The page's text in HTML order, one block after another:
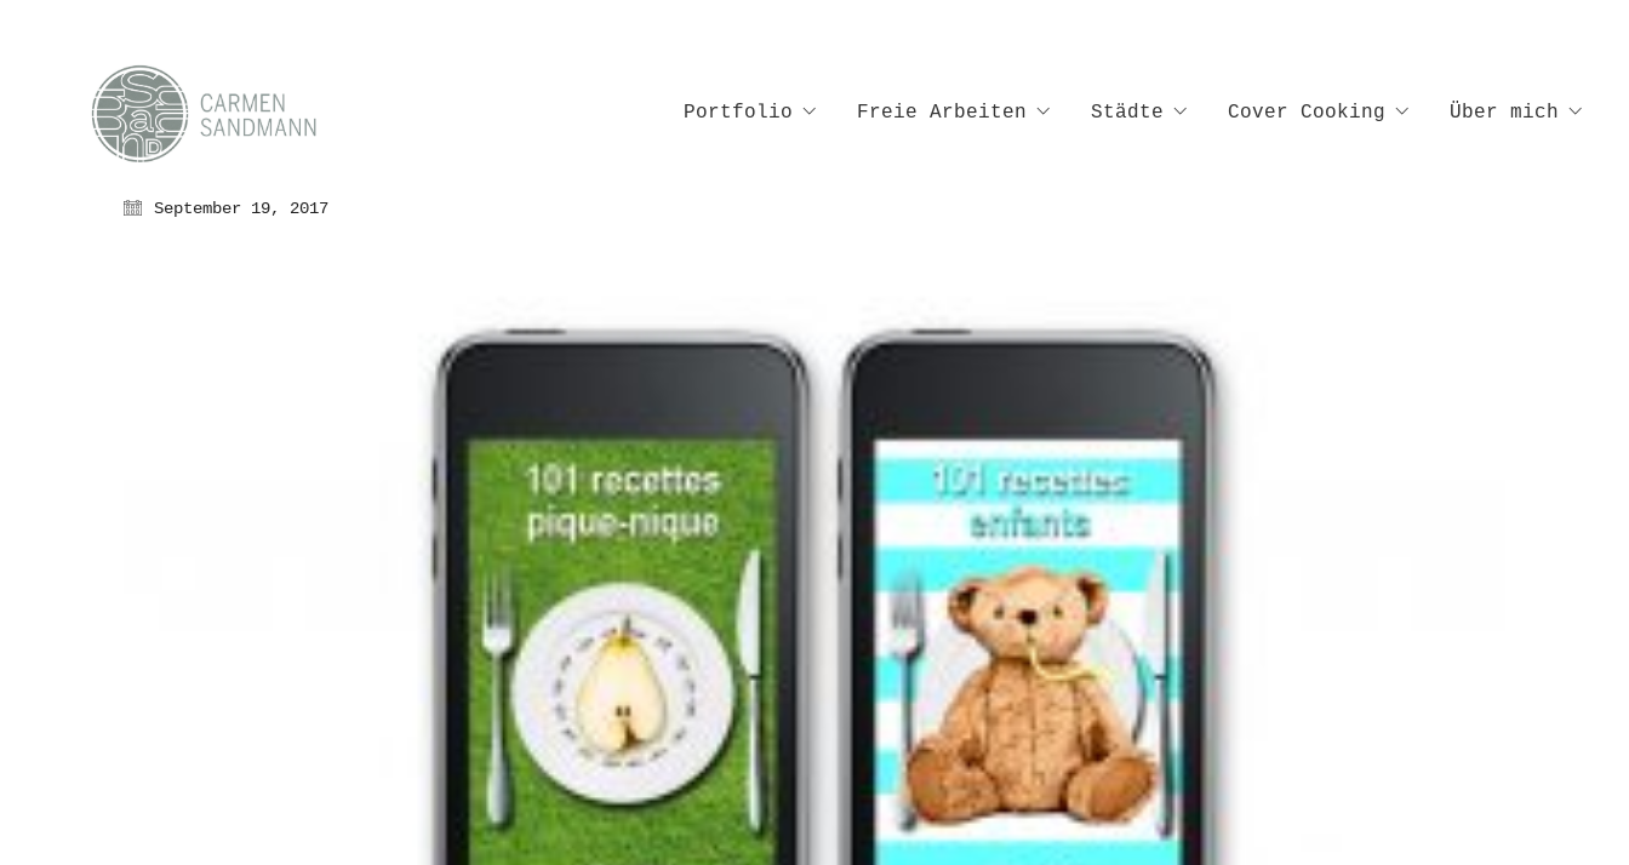
Portfolio Freie Arbeiten Städte Cover Cooking Über mich
September 19, 2017